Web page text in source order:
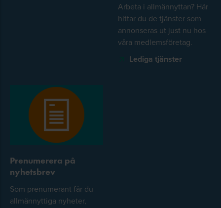
Arbeta i allmännyttan? Här
hittar du de tjänster som
annonseras ut just nu hos
våra medlemsföretag.
Lediga tjänster
Prenumerera på
nyhetsbrev
Som prenumerant får du
allmännyttiga nyheter,